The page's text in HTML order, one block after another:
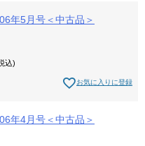
年5月号＜中古品＞
込
お気に入りに登録
年4月号＜中古品＞